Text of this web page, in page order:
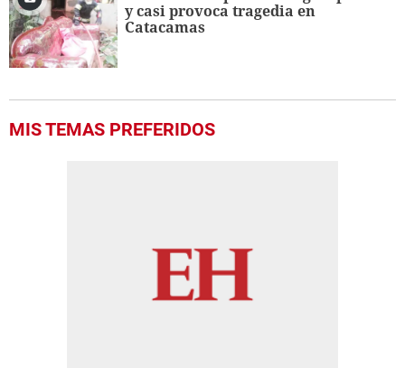
1
second
y casi provoca tragedia en
Catacamas
MIS TEMAS PREFERIDOS